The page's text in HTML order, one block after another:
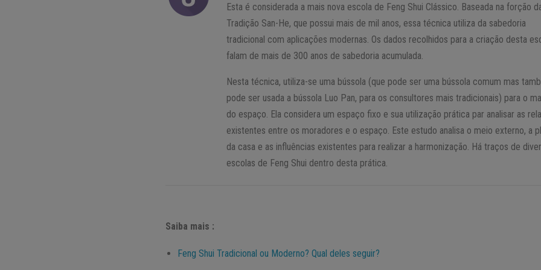
Esta é considerada a mais nova escola de Feng Shui Clássico. Baseada na forção
Tradição San-He, que possui mais de mil anos, essa técnica utiliza da sabedoria
tradicional com aplicações modernas. Os dados recolhidos para a criação desta
falam de mais de 300 anos de sabedoria acumulada.
Nesta técnica, utiliza-se uma bússola (que pode ser uma bússola comum mas
pode ser usada a bússola Luo Pan, para os consultores mais tradicionais) para o
do espaço. Ela considera um espaço fixo e sua utilização prática par analisar as
existentes entre os moradores e o espaço. Este estudo analisa o meio externo, a
da casa e as influências existentes para realizar a harmonização. Há traços de
escolas de Feng Shui dentro desta prática.
Saiba mais :
Feng Shui Tradicional ou Moderno? Qual deles seguir?